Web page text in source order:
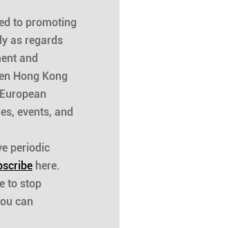
to promoting
as regards
and
Hong Kong
events, and
periodic
here.
to stop
can